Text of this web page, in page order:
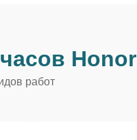
Honor
работ